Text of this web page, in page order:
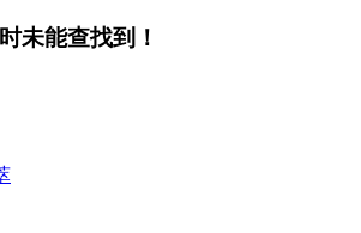
未能查找到！